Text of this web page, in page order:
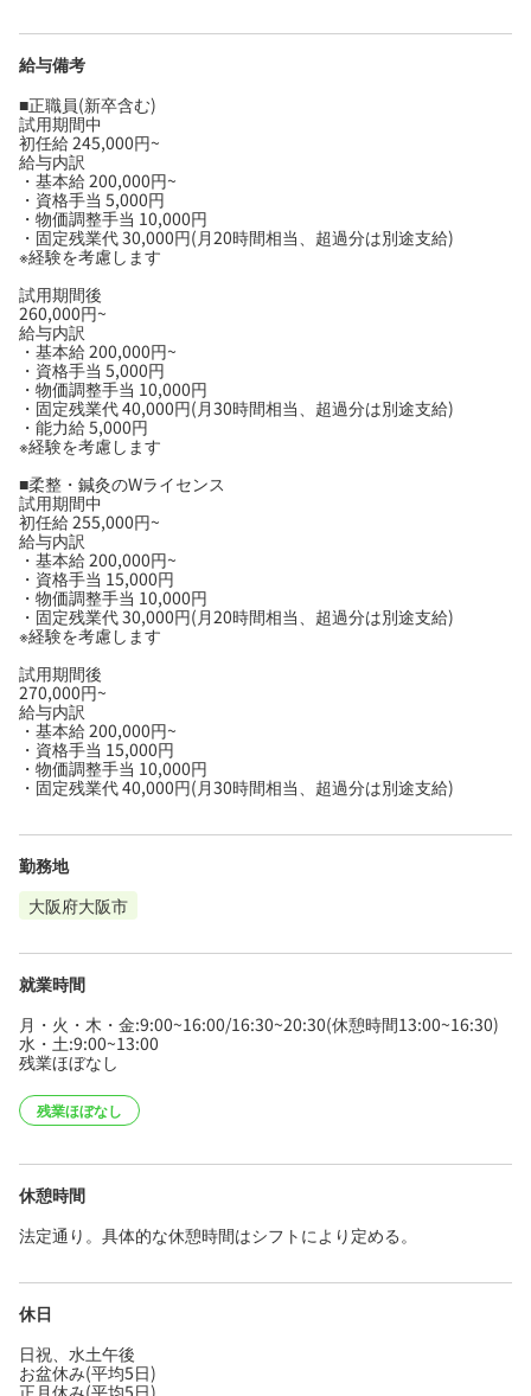
給与備考
■正職員(新卒含む)
試用期間中
初任給 245,000円~
給与内訳
・基本給 200,000円~
・資格手当 5,000円
・物価調整手当 10,000円
・固定残業代 30,000円(月20時間相当、超過分は別途支給)
※経験を考慮します
試用期間後
260,000円~
給与内訳
・基本給 200,000円~
・資格手当 5,000円
・物価調整手当 10,000円
・固定残業代 40,000円(月30時間相当、超過分は別途支給)
・能力給 5,000円
※経験を考慮します
■柔整・鍼灸のWライセンス
試用期間中
初任給 255,000円~
給与内訳
・基本給 200,000円~
・資格手当 15,000円
・物価調整手当 10,000円
・固定残業代 30,000円(月20時間相当、超過分は別途支給)
※経験を考慮します
試用期間後
270,000円~
給与内訳
・基本給 200,000円~
・資格手当 15,000円
・物価調整手当 10,000円
・固定残業代 40,000円(月30時間相当、超過分は別途支給)
勤務地
大阪府大阪市
就業時間
月・火・木・金:9:00~16:00/16:30~20:30(休憩時間13:00~16:30)
水・土:9:00~13:00
残業ほぼなし
残業ほぼなし
休憩時間
法定通り。具体的な休憩時間はシフトにより定める。
休日
日祝、水土午後
お盆休み(平均5日)